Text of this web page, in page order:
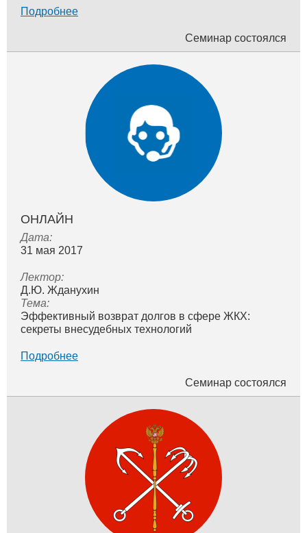
Подробнее
Семинар состоялся
ОНЛАЙН
Дата:
31 мая 2017
Лектор:
Д.Ю. Жданухин
Тема:
Эффективный возврат долгов в сфере ЖКХ:
секреты внесудебных технологий
Подробнее
Семинар состоялся